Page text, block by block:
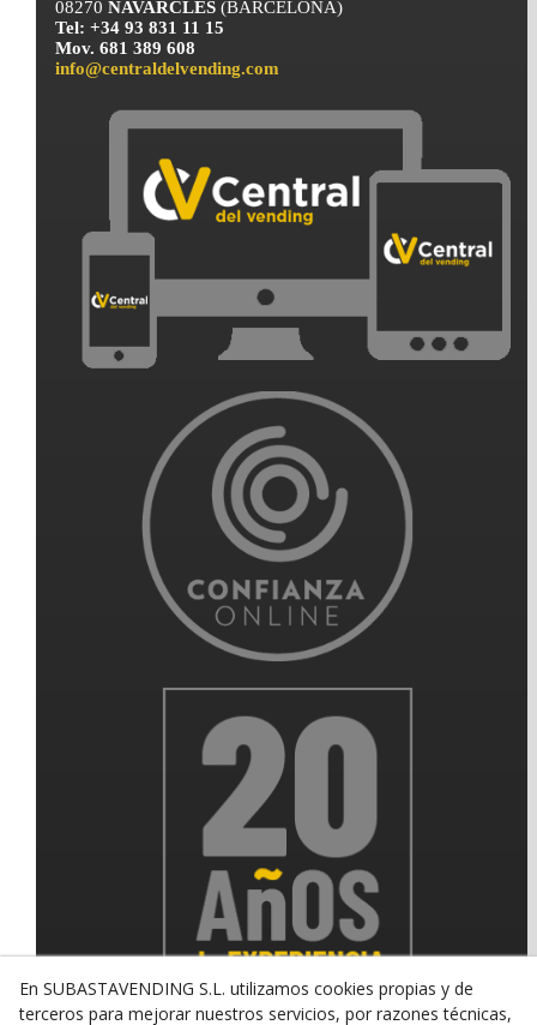
08270NAVARCLES(BARCELONA)
Tel: +34 93 831 11 15
Mov. 681 389 608
info@centraldelvending.com
En SUBASTAVENDING S.L. utilizamos cookies propias y de
terceros para mejorar nuestros servicios, por razones técnicas,